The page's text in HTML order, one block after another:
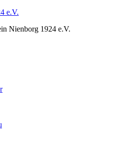
e.V.
Nienborg 1924 e.V.